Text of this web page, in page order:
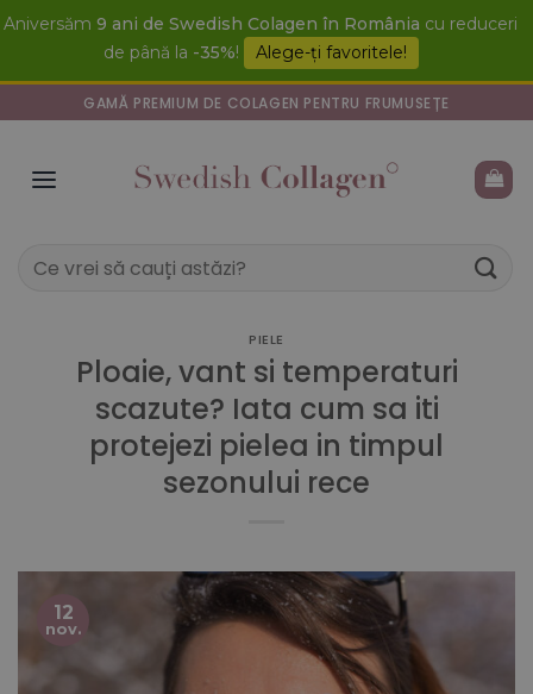
Skip
Aniversăm 9 ani de Swedish Colagen în România cu reduceri
de până la -35%! Alege-ți favoritele!
GAMĂ PREMIUM DE COLAGEN PENTRU FRUMUSEȚE
Caută
PIELE
Ploaie, vant si temperaturi
scazute? Iata cum sa iti
protejezi pielea in timpul
sezonului rece
12
nov.